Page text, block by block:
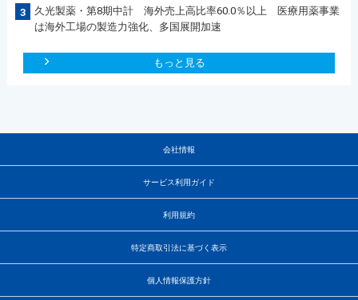
3
久光製薬・第8期中計 海外売上高比率60.0％以上 医療用薬事業
は海外工場の製造力強化、多国展開加速
もっと見る
会社情報
サービス利用ガイド
利用規約
特定商取引法に基づく表示
個人情報保護方針